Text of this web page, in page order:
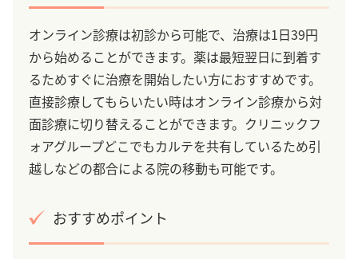
オンライン診療は初診から可能で、治療は1日39円
から始めることができます。薬は最短翌日に到着す
るためすぐに治療を開始したい方におすすめです。
直接診療してもらいたい時はオンライン診療から対
面診療に切り替えることができます。クリニックフ
ォアグループどこでもカルテを共有しているため引
越しなどの都合による院の移動も可能です。
おすすめポイント